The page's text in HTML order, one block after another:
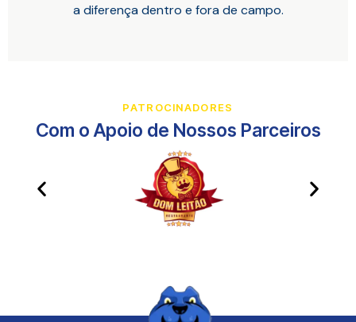
a diferença dentro e fora de campo.
PATROCINADORES
Com o Apoio de Nossos Parceiros​